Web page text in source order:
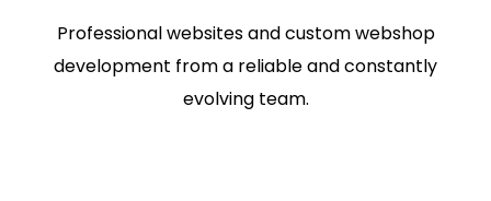
Professional websites and custom webshop
development from a reliable and constantly
evolving team.